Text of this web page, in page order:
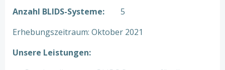
Anzahl BLIDS-Systeme: 5
Erhebungszeitraum: Oktober 2021
Unsere Leistungen: